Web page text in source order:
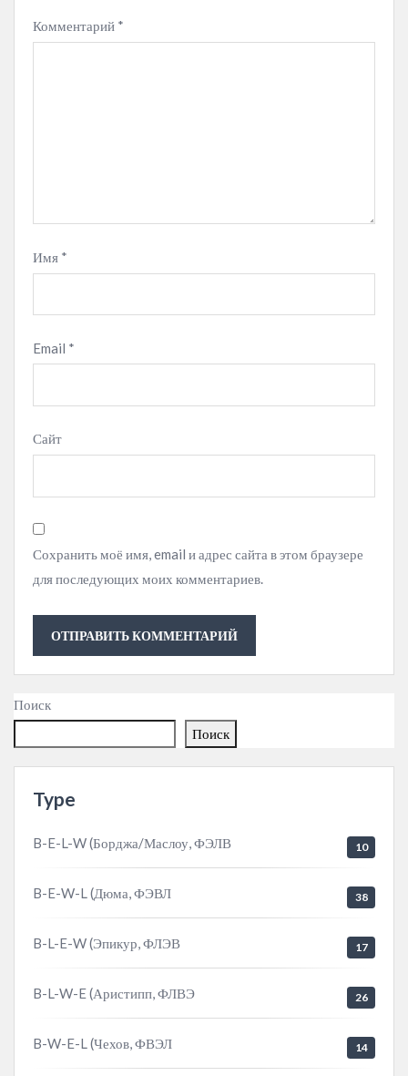
Комментарий *
Имя *
Email *
Сайт
Сохранить моё имя, email и адрес сайта в этом браузере
для последующих моих комментариев.
Поиск
Поиск
Type
B-E-L-W (Борджа/Маслоу, ФЭЛВ 10
B-E-W-L (Дюма, ФЭВЛ 38
B-L-E-W (Эпикур, ФЛЭВ 17
B-L-W-E (Аристипп, ФЛВЭ 26
B-W-E-L (Чехов, ФВЭЛ 14